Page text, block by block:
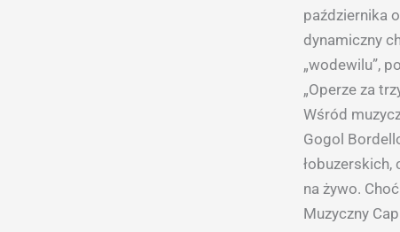
października
dynamiczny
„wodewilu”,
„Operze za
Wśród
Gogol
na żywo.
Muzyczny